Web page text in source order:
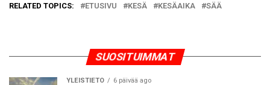
RELATED TOPICS: ETUSIVU KESÄ KESÄAIKA SÄÄ
SUOSITUIMMAT
YLEISTIETO 6 päivää ago